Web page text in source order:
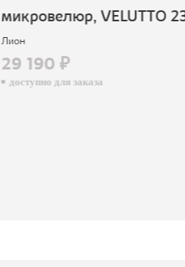
микровелюр, VELUTTO 23
Лион
29 190 ₽
доступно для заказа